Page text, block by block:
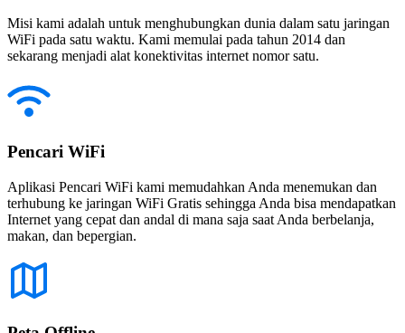
Misi kami adalah untuk menghubungkan dunia dalam satu jaringan
WiFi pada satu waktu. Kami memulai pada tahun 2014 dan
sekarang menjadi alat konektivitas internet nomor satu.
Pencari WiFi
Aplikasi Pencari WiFi kami memudahkan Anda menemukan dan
terhubung ke jaringan WiFi Gratis sehingga Anda bisa mendapatkan
Internet yang cepat dan andal di mana saja saat Anda berbelanja,
makan, dan bepergian.